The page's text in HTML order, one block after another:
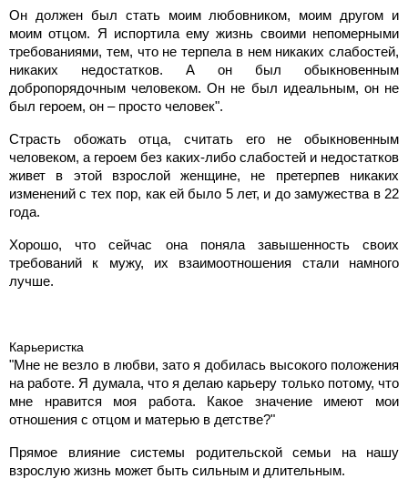
Он должен был стать моим любовником, моим другом и
моим отцом. Я испортила ему жизнь своими непомерными
требованиями, тем, что не терпела в нем никаких слабостей,
никаких недостатков. А он был обыкновенным
добропорядочным человеком. Он не был идеальным, он не
был героем, он – просто человек".
Страсть обожать отца, считать его не обыкновенным
человеком, а героем без каких-либо слабостей и недостатков
живет в этой взрослой женщине, не претерпев никаких
изменений с тех пор, как ей было 5 лет, и до замужества в 22
года.
Хорошо, что сейчас она поняла завышенность своих
требований к мужу, их взаимоотношения стали намного
лучше.
Карьеристка
"Мне не везло в любви, зато я добилась высокого положения
на работе. Я думала, что я делаю карьеру только потому, что
мне нравится моя работа. Какое значение имеют мои
отношения с отцом и матерью в детстве?"
Прямое влияние системы родительской семьи на нашу
взрослую жизнь может быть сильным и длительным.